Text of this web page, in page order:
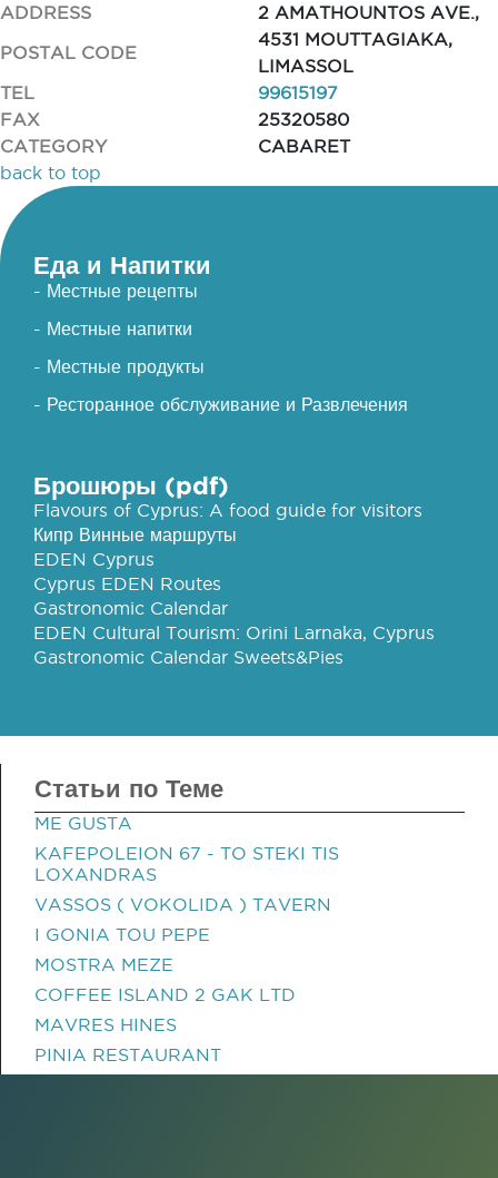
ADDRESS
2 AMATHOUNTOS AVE.,
POSTAL CODE
4531 MOUTTAGIAKA,
LIMASSOL
TEL
99615197
FAX
25320580
CATEGORY
CABARET
back to top
Еда и Напитки
- Местные рецепты
- Местные напитки
- Местные продукты
- Ресторанное обслуживание и Развлечения
Брошюры (pdf)
Flavours of Cyprus: A food guide for visitors
Кипр Винные маршруты
EDEN Cyprus
Cyprus EDEN Routes
Gastronomic Calendar
EDEN Cultural Tourism: Orini Larnaka, Cyprus
Gastronomic Calendar Sweets&Pies
Статьи по Теме
ME GUSTA
KAFEPOLEION 67 - TO STEKI TIS
LOXANDRAS
VASSOS ( VOKOLIDA ) TAVERN
I GONIA TOU PEPE
MOSTRA MEZE
COFFEE ISLAND 2 GAK LTD
MAVRES HINES
PINIA RESTAURANT